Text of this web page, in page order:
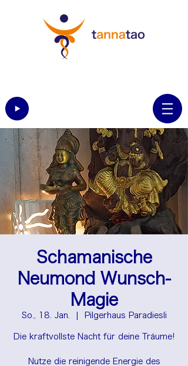
Schamanische
Neumond Wunsch-
Magie
So., 18. Jan. Pilgerhaus Paradiesli
Die kraftvollste Nacht für deine Träume!
Nutze die reinigende Energie des